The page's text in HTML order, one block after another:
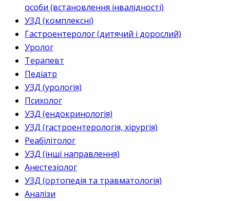
особи (встановлення інвалідності)
УЗД (комплексні)
Гастроентеролог (дитячий і дорослий)
Уролог
Терапевт
Педіатр
УЗД (урологія)
Психолог
УЗД (ендокринологія)
УЗД (гастроентерологія, хірургія)
Реабілітолог
УЗД (інші направлення)
Анестезіолог
УЗД (ортопедія та травматологія)
Аналізи